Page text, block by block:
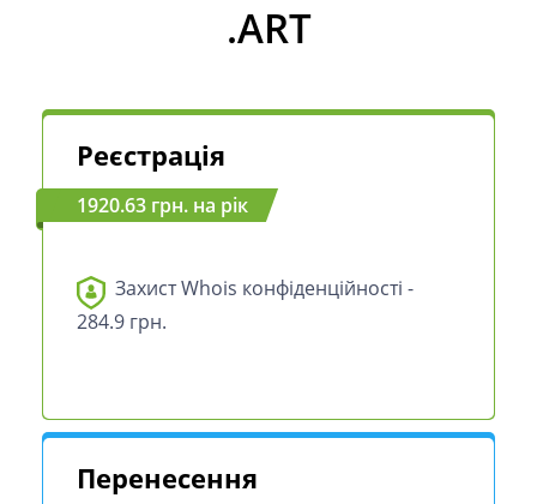
.ART
Реєстрація
1920.63 грн. на рік
Захист Whois конфіденційності -
284.9 грн.
Перенесення